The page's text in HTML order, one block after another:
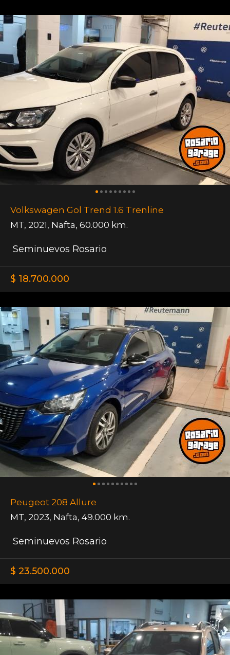
Volkswagen Gol Trend 1.6 Trenline
MT, 2021, Nafta, 60.000 km.
Seminuevos Rosario
$ 18.700.000
Peugeot 208 Allure
MT, 2023, Nafta, 49.000 km.
Seminuevos Rosario
$ 23.500.000